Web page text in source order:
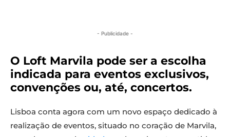
- Publicidade -
O Loft Marvila pode ser a escolha
indicada para eventos exclusivos,
convenções ou, até, concertos.
Lisboa conta agora com um novo espaço dedicado à
realização de eventos, situado no coração de Marvila,